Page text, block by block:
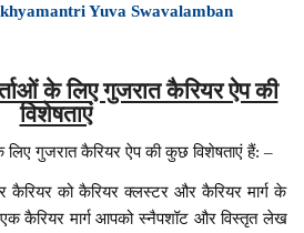
Yuva Swavalamban
के लिए गुजरात कैरियर ऐप की
विशेषताएं
गुजरात कैरियर ऐप की कुछ विशेषताएं हैं: –
कैरियर को कैरियर क्लस्टर और कैरियर मार्ग के
कैरियर मार्ग आपको स्नैपशॉट और विस्तृत लेख